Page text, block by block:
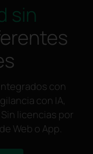
sin
con
con IA,
licencias por
Web o App.